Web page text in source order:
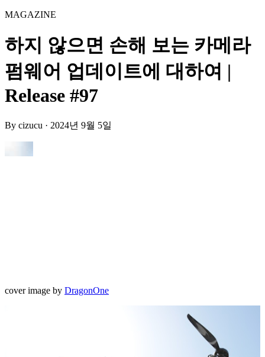
MAGAZINE
하지 않으면 손해 보는 카메라
펌웨어 업데이트에 대하여 |
Release #97
By cizucu · 2024년 9월 5일
cover image by DragonOne